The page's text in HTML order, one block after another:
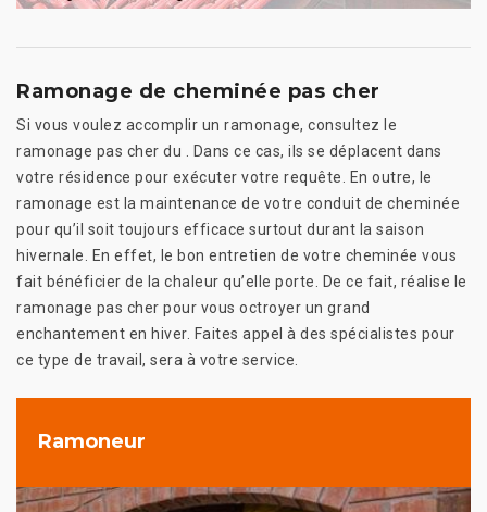
Ramonage de cheminée pas cher
Si vous voulez accomplir un ramonage, consultez le
ramonage pas cher du . Dans ce cas, ils se déplacent dans
votre résidence pour exécuter votre requête. En outre, le
ramonage est la maintenance de votre conduit de cheminée
pour qu’il soit toujours efficace surtout durant la saison
hivernale. En effet, le bon entretien de votre cheminée vous
fait bénéficier de la chaleur qu’elle porte. De ce fait, réalise le
ramonage pas cher pour vous octroyer un grand
enchantement en hiver. Faites appel à des spécialistes pour
ce type de travail, sera à votre service.
Ramoneur